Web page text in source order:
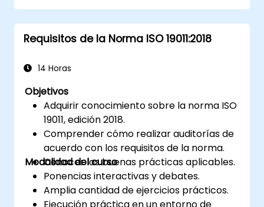
Requisitos de la Norma ISO 19011:2018
14 Horas
Objetivos
Adquirir conocimiento sobre la norma ISO
19011, edición 2018.
Comprender cómo realizar auditorías de
acuerdo con los requisitos de la norma.
Conocer las buenas prácticas aplicables.
Modalidad del curso
Ponencias interactivas y debates.
Amplia cantidad de ejercicios prácticos.
Ejecución práctica en un entorno de